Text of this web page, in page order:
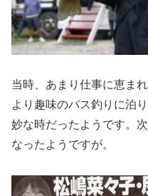
当時、あまり仕事に恵ま
より趣味のバス釣りに泊
妙な時だったようです。
なったようですが。